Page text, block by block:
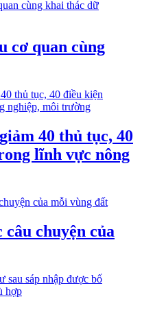
cơ quan cùng
40 thủ tục, 40
lĩnh vực nông
chuyện của